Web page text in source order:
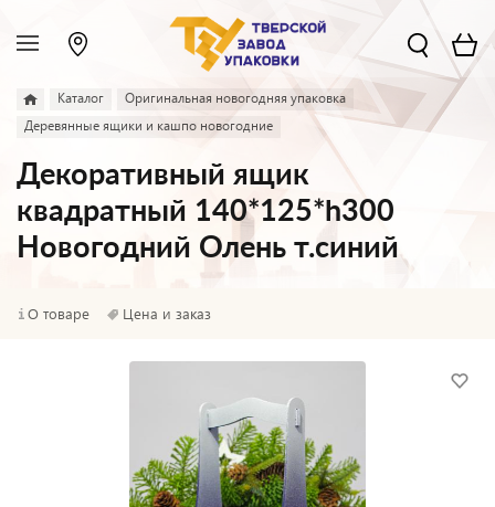
Каталог
Оригинальная новогодняя упаковка
Деревянные ящики и кашпо новогодние
Декоративный ящик
квадратный 140*125*h300
Новогодний Олень т.синий
О товаре Цена и заказ